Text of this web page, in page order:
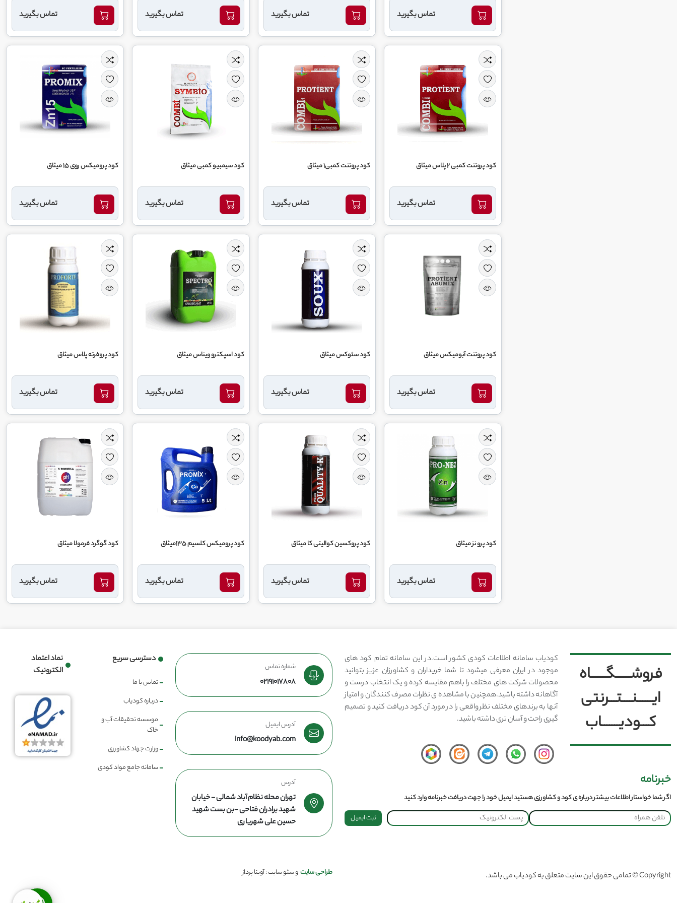
تماس بگیرید تماس بگیرید تماس بگیرید تماس بگیرید
کود پروتنت کمبی ۲ پلاس میثاق
تماس بگیرید
کود پروتنت کمبی1 میثاق
تماس بگیرید
کود سیمبیو کمبی میثاق
تماس بگیرید
کود پرومیکس روی 15 میثاق
تماس بگیرید
کود پروتنت آبومیکس میثاق
تماس بگیرید
کود سئوکس میثاق
تماس بگیرید
کود اسپکترو ویناس میثاق
تماس بگیرید
کود پروفرته پلاس میثاق
تماس بگیرید
کود پرو نز میثاق
تماس بگیرید
کود پروکسین کوالیتی کا میثاق
تماس بگیرید
کود پرومیکس کلسیم 135میثاق
تماس بگیرید
کود گوگرد فرمولا میثاق
تماس بگیرید
فروشــــــگــــــاه
ایــــــنــــتـــرنتی
کـــودیـــــــاب
کودیاب سامانه اطلاعات کودی کشور است.در این سامانه تمام کود های
موجود در ایران معرفی میشود تا شما خریداران و کشاورزان عزیز بتوانید
محصولات شرکت های مختلف را باهم مقایسه کرده و یک انتخاب درست و
آگاهانه داشته باشید.همچنین با مشاهده ی نظرات مصرف کنندگان و امتیاز
آنها به برندهای مختلف نظر واقعی را در مورد آن کود دریافت کنید و تصمیم
گیری راحت و آسان تری داشته باشید.
خبرنامه
اگر شما خواستار اطلاعات بیشتر درباره ی کود و کشاورزی هستید ایمیل خود را جهت دریافت خبرنامه وارد کنید
ثبت ایمیل
شماره تماس
02191017808
آدرس ایمیل
info@koodyab.com
آدرس
تهران محله نظام آباد شمالی - خیابان
شهید برادران فتاحی -بن بست شهید
حسین علی شهریاری
دسترسی سریع
تماس با ما
درباره کودیاب
موسسه تحقیقات آب و
خاک
وزارت جهاد کشاورزی
سامانه جامع مواد کودی
نماد اعتماد
الکترونیک
Copyright © تمامی حقوق این سایت متعلق به کودیاب می باشد. طراحی سایتو سئو سایت : آوینا پرداز